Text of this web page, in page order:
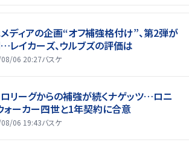
ディアの企画“オフ補強格付け”、第2弾が
レイカーズ、ウルブズの評価は
06 20:27バスケ
リーグからの補強が続くナゲッツ…ロニ
ォーカー四世と1年契約に合意
06 19:43バスケ